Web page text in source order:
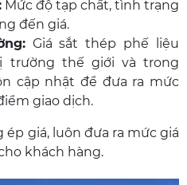
Mức độ tạp chất, tình trạng
đến giá.
Giá sắt thép phế liệu
trường thế giới và trong
cập nhật để đưa ra mức
giao dịch.
giá, luôn đưa ra mức giá
khách hàng.